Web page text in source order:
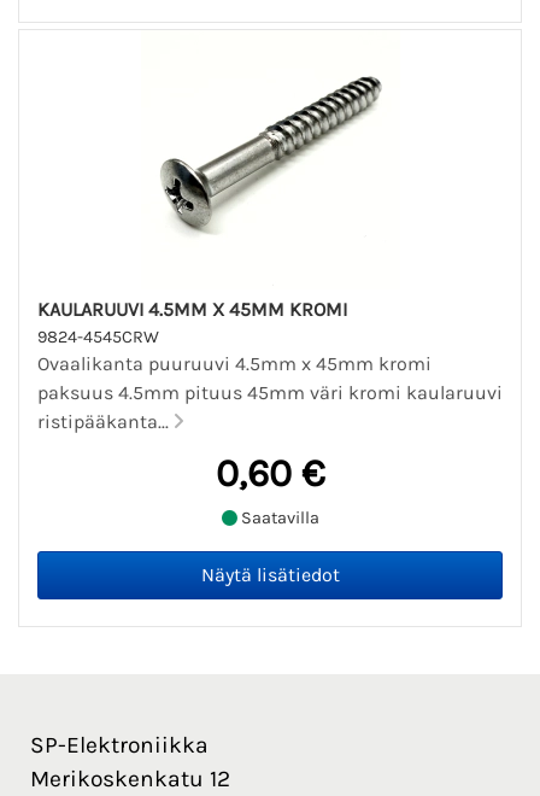
KAULARUUVI 4.5MM X 45MM KROMI
9824-4545CRW
Ovaalikanta puuruuvi 4.5mm x 45mm kromi
paksuus 4.5mm pituus 45mm väri kromi kaularuuvi
ristipääkanta...
0,60 €
Saatavilla
SP-Elektroniikka
Merikoskenkatu 12